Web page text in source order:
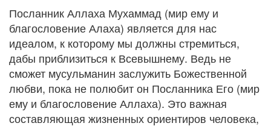
Посланник Аллаха Мухаммад (мир ему и
благословение Алаха) является для нас
идеалом, к которому мы должны стремиться,
дабы приблизиться к Всевышнему. Ведь не
сможет мусульманин заслужить Божественной
любви, пока не полюбит он Посланника Его (мир
ему и благословение Аллаха). Это важная
составляющая жизненных ориентиров человека,